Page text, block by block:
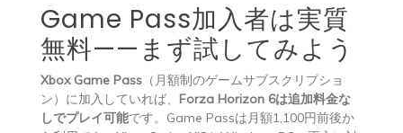
Game Pass加入者は実質
無料——まず試してみよう
Xbox Game Pass（月額制のゲームサブスクリプショ
ン）に加入していれば、 Forza Horizon 6は追加料金な
しでプレイ可能です。Game Passは月額1,100円前後か